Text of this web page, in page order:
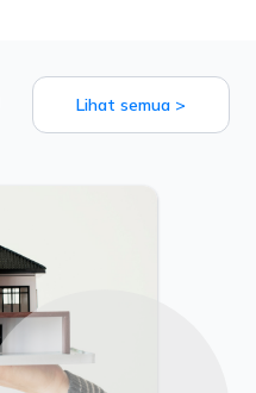
Lihat semua >